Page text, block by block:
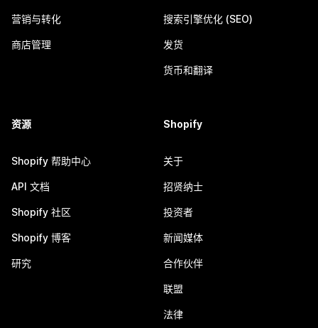
营销与转化
商店管理
搜索引擎优化 (SEO)
发货
货币和翻译
资源
Shopify 帮助中心
API 文档
Shopify 社区
Shopify 博客
研究
Shopify
关于
招贤纳士
投资者
新闻媒体
合作伙伴
联盟
法律